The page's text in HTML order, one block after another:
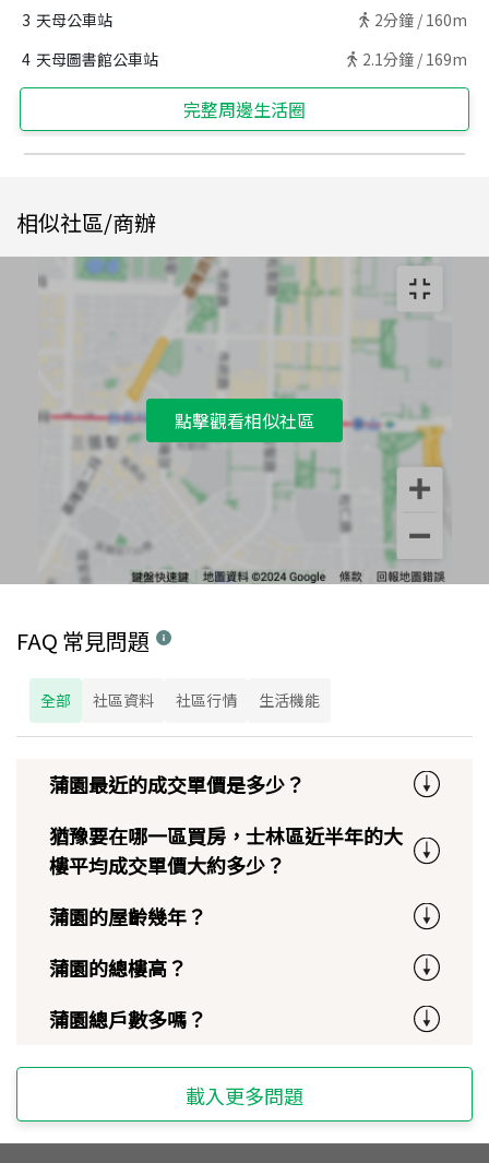
3 天母公車站 2分鐘 / 160m
4 天母圖書館公車站 2.1分鐘 / 169m
完整周邊生活圈
相似社區/商辦
點擊觀看相似社區
FAQ 常見問題
全部 社區資料 社區行情 生活機能
蒲園最近的成交單價是多少？
猶豫要在哪一區買房，士林區近半年的大
樓平均成交單價大約多少？
蒲園的屋齡幾年？
蒲園的總樓高？
蒲園總戶數多嗎？
載入更多問題